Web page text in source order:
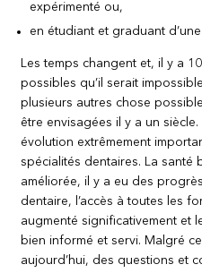
expérimenté ou,
en étudiant et graduant
Les temps changent et, il y a
possibles qu’il serait
plusieurs autres chose
être envisagées il y a un
évolution extrêmement
spécialités dentaires. La santé
améliorée, il y a eu des
dentaire, l’accès à toutes les
augmenté significativement et
bien informé et servi. Malgré
aujourd’hui, des questions et